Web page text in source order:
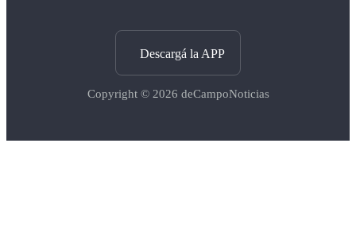
Descargá la APP
Copyright © 2026 deCampoNoticias